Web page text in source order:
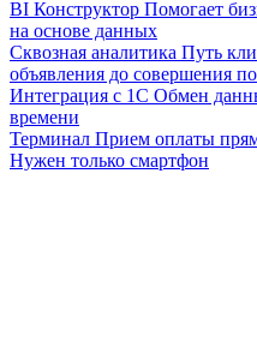
BI Конструктор Помогает
на основе данных
Сквозная аналитика Путь
объявления до совершения
Интеграция с 1С Обмен
времени
Терминал Прием оплаты
Нужен только смартфон